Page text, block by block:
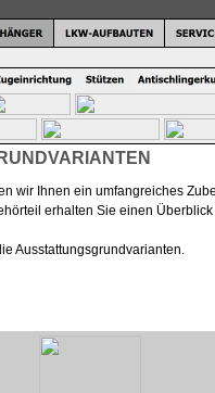
wir Ihnen ein umfangreiches
erhalten Sie einen
Ausstattungsgrundvarianten.